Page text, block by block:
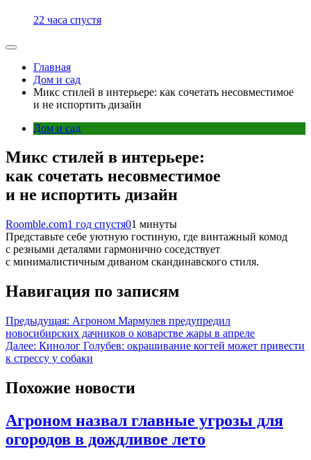
22 часа спустя
Главная
Дом и сад
Микс стилей в интерьере: как сочетать несовместимое
и не испортить дизайн
Дом и сад
Микс стилей в интерьере:
как сочетать несовместимое
и не испортить дизайн
Roomble.com1 год спустя01 минуты
Представьте себе уютную гостиную, где винтажный комод
с резными деталями гармонично соседствует
с минималистичным диваном скандинавского стиля.
Навигация по записям
Предыдущая: Агроном Мармулев предупредил
новосибирских дачников о коварстве жары в апреле
Далее: Кинолог Голубев: окрашивание когтей может привести
к стрессу у собаки
Похожие новости
Агроном назвал главные угрозы для
огородов в дождливое лето